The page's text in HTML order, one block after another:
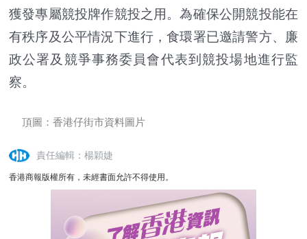
獲發專屬競投牌作競投之用。為確保公開競投能在
有秩序及公平情況下進行，食環署已邀請警方、廉
政公署及競爭事務委員會代表到競投場地進行監
察。
頂圖：香港仔街市資料圖片
責任編輯：楊穎婕
香港商報版權所有，未經書面允許不得使用。